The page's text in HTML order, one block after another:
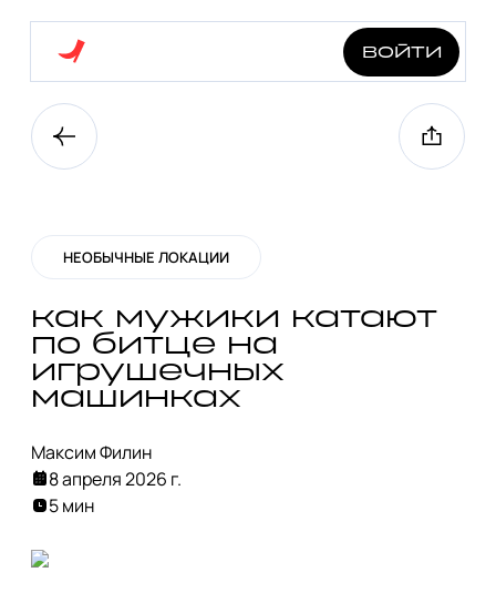
войти
НЕОБЫЧНЫЕ ЛОКАЦИИ
как мужики катают
по битце на
игрушечных
машинках
Максим Филин
8 апреля 2026 г.
5 мин